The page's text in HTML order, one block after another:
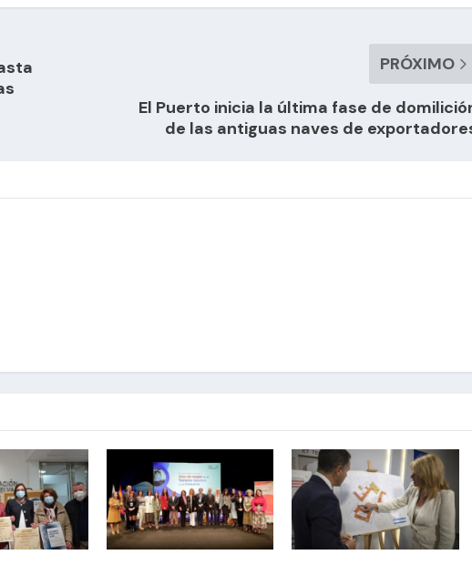
PRÓXIMO
El Puerto inicia la última fase de
de las antiguas naves de